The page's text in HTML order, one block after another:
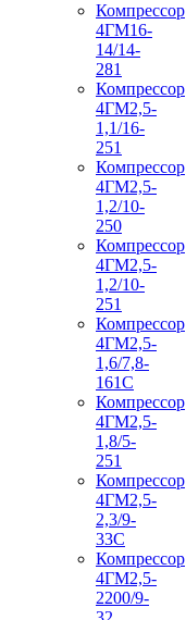
Компрессор
4ГМ16-
14/14-
281
Компрессор
4ГМ2,5-
1,1/16-
251
Компрессор
4ГМ2,5-
1,2/10-
250
Компрессор
4ГМ2,5-
1,2/10-
251
Компрессор
4ГМ2,5-
1,6/7,8-
161С
Компрессор
4ГМ2,5-
1,8/5-
251
Компрессор
4ГМ2,5-
2,3/9-
33С
Компрессор
4ГМ2,5-
2200/9-